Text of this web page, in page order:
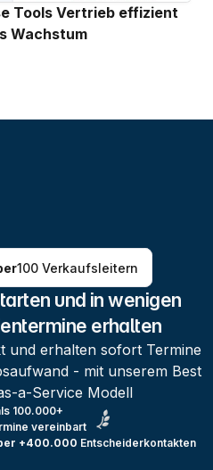
Tools Vertrieb effizient
Wachstum
100 Verkaufsleitern
und in wenigen
erhalten
und erhalten sofort Termine
- mit unserem Best
a-Service Modell
100.000+
vereinbart
+400.000 Entscheiderkontakten